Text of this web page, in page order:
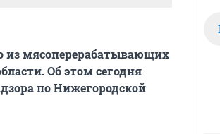
из мясоперерабатывающих
Об этом сегодня
по Нижегородской